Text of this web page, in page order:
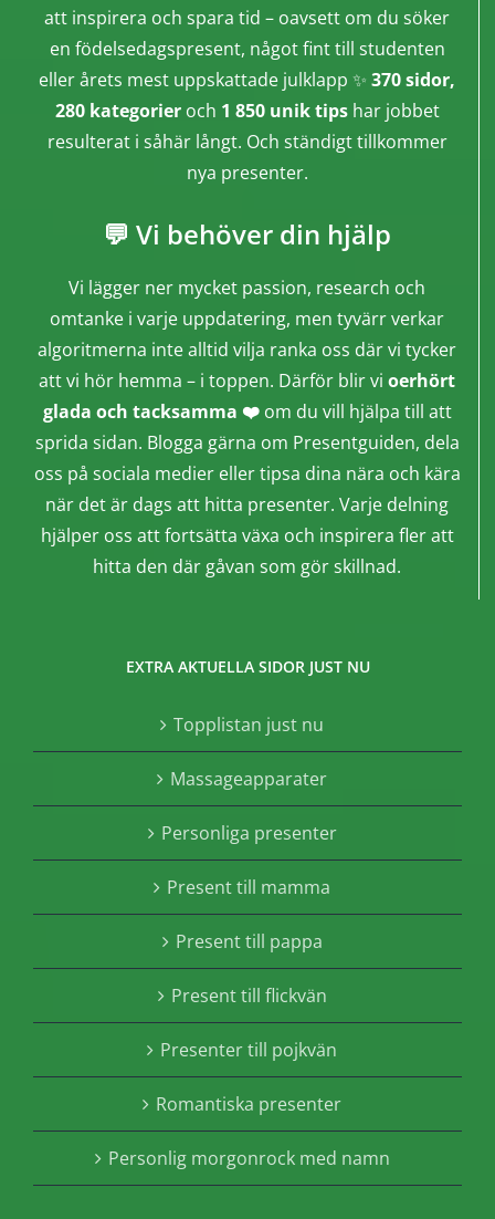
att inspirera och spara tid – oavsett om du söker
en födelsedagspresent, något fint till studenten
eller årets mest uppskattade julklapp ✨ 370 sidor,
280 kategorieroch 1 850 unik tipshar jobbet
resulterat i såhär långt. Och ständigt tillkommer
nya presenter.
💬 Vi behöver din hjälp
Vi lägger ner mycket passion, research och
omtanke i varje uppdatering, men tyvärr verkar
algoritmerna inte alltid vilja ranka oss där vi tycker
att vi hör hemma – i toppen. Därför blir vi oerhört
glada och tacksamma ❤️om du vill hjälpa till att
sprida sidan. Blogga gärna om Presentguiden, dela
oss på sociala medier eller tipsa dina nära och kära
när det är dags att hitta presenter. Varje delning
hjälper oss att fortsätta växa och inspirera fler att
hitta den där gåvan som gör skillnad.
EXTRA AKTUELLA SIDOR JUST NU
Topplistan just nu
Massageapparater
Personliga presenter
Present till mamma
Present till pappa
Present till flickvän
Presenter till pojkvän
Romantiska presenter
Personlig morgonrock med namn